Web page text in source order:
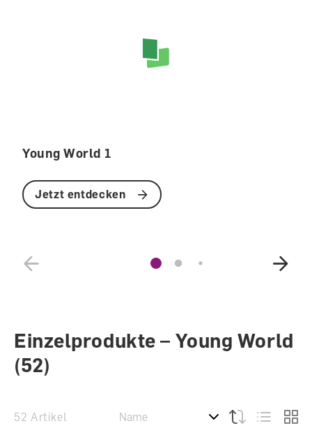
Young World 1
Jetzt entdecken
Einzelprodukte – Young World
(52)
52 Artikel